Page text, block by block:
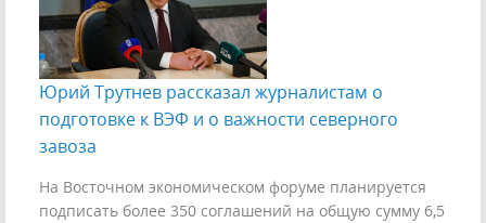
Юрий Трутнев рассказал журналистам о
подготовке к ВЭФ и о важности северного
завоза
На Восточном экономическом форуме планируется
подписать более 350 соглашений на общую сумму 6,5